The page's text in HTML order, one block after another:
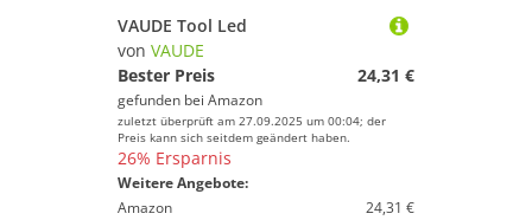
VAUDE Tool Led
von VAUDE
Bester Preis
24,31 €
gefunden bei Amazon
zuletzt überprüft am 27.09.2025 um 00:04; der
Preis kann sich seitdem geändert haben.
26% Ersparnis
Weitere Angebote:
Amazon
24,31 €